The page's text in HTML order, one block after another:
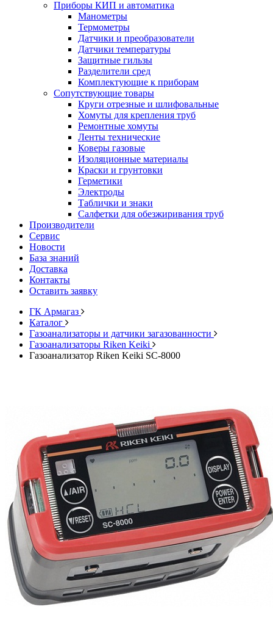
Приборы КИП и автоматика
Манометры
Термометры
Датчики и преобразователи
Датчики температуры
Защитные гильзы
Разделители сред
Комплектующие к приборам
Сопутствующие товары
Круги отрезные и шлифовальные
Хомуты для крепления труб
Ремонтные хомуты
Ленты технические
Коверы газовые
Изоляционные материалы
Краски и грунтовки
Герметики
Электроды
Таблички и знаки
Салфетки для обезжиривания труб
Производители
Сервис
Новости
База знаний
Доставка
Контакты
Оставить заявку
ГК Армагаз
Каталог
Газоанализаторы и датчики загазованности
Газоанализаторы Riken Keiki
Газоанализатор Riken Keiki SC-8000